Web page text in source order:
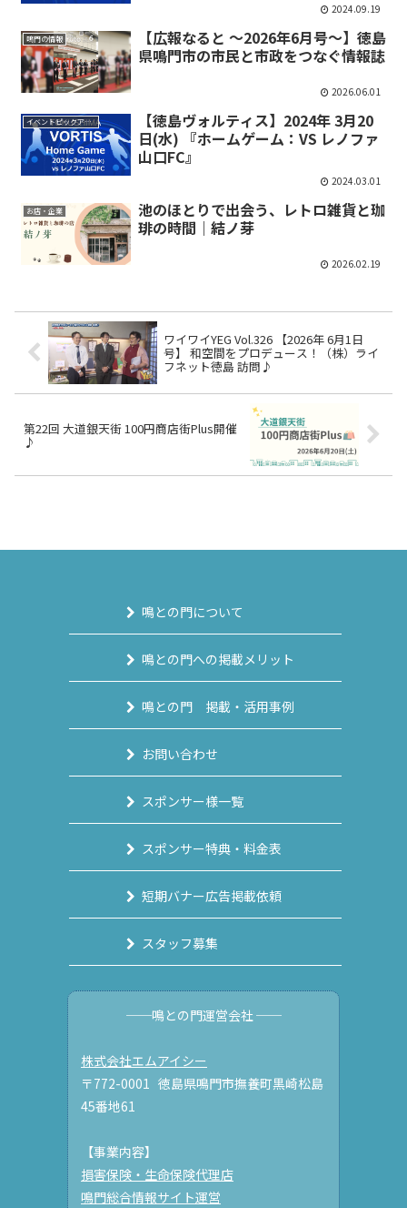
2024.09.19
鳴門の情報
【広報なると ～2026年6月号～】徳島
県鳴門市の市民と市政をつなぐ情報誌
2026.06.01
イベントピックアップ
【徳島ヴォルティス】2024年 3月20
日(水) 『ホームゲーム：VS レノファ
山口FC』
2024.03.01
お店・企業
池のほとりで出会う、レトロ雑貨と珈
琲の時間｜結ノ芽
2026.02.19
ワイワイYEG Vol.326 【2026年 6月1日
号】 和空間をプロデュース！（株）ライ
フネット徳島 訪問♪
第22回 大道銀天街 100円商店街Plus開催
♪
鳴との門について
鳴との門への掲載メリット
鳴との門 掲載・活用事例
お問い合わせ
スポンサー様一覧
スポンサー特典・料金表
短期バナー広告掲載依頼
スタッフ募集
──鳴との門運営会社 ──
株式会社エムアイシー
〒772-0001 徳島県鳴門市撫養町黒崎松島
45番地61
【事業内容】
損害保険・生命保険代理店
鳴門総合情報サイト運営